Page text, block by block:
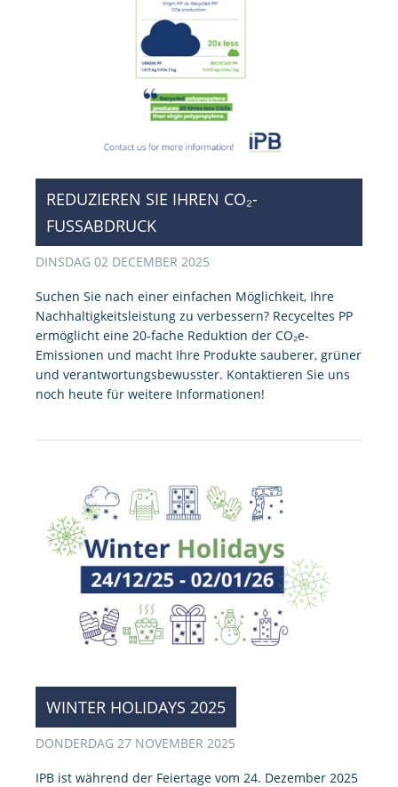
REDUZIEREN SIE IHREN CO₂-
FUSSABDRUCK
DINSDAG 02 DECEMBER 2025
Suchen Sie nach einer einfachen Möglichkeit, Ihre
Nachhaltigkeits­leistung zu verbessern? Recyceltes PP
ermöglicht eine 20-fache Reduktion der CO₂e-
Emissionen und macht Ihre Produkte sauberer, grüner
und verantwortungsbewusster. Kontaktieren Sie uns
noch heute für weitere Informationen!
WINTER HOLIDAYS 2025
DONDERDAG 27 NOVEMBER 2025
IPB ist während der Feiertage vom 24. Dezember 2025